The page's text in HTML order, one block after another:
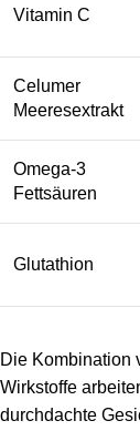
Vitamin C
Celumer
Meeresextrakt
Omega-3
Fettsäuren
Glutathion
Die Kombination
Wirkstoffe
durchdachte